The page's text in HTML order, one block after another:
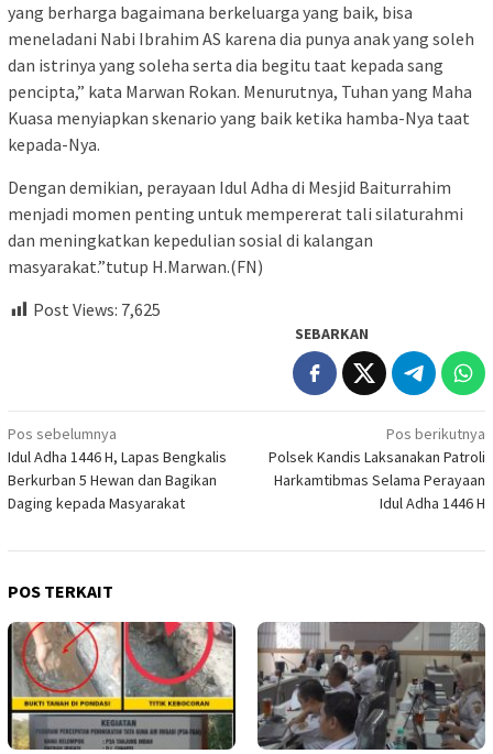
yang berharga bagaimana berkeluarga yang baik, bisa
meneladani Nabi Ibrahim AS karena dia punya anak yang soleh
dan istrinya yang soleha serta dia begitu taat kepada sang
pencipta,” kata Marwan Rokan. Menurutnya, Tuhan yang Maha
Kuasa menyiapkan skenario yang baik ketika hamba-Nya taat
kepada-Nya.
Dengan demikian, perayaan Idul Adha di Mesjid Baiturrahim
menjadi momen penting untuk mempererat tali silaturahmi
dan meningkatkan kepedulian sosial di kalangan
masyarakat.”tutup H.Marwan.(FN)
Post Views: 7,625
SEBARKAN
Navigasi
pos
Pos sebelumnya
Idul Adha 1446 H, Lapas Bengkalis
Berkurban 5 Hewan dan Bagikan
Daging kepada Masyarakat
Pos berikutnya
Polsek Kandis Laksanakan Patroli
Harkamtibmas Selama Perayaan
Idul Adha 1446 H
POS TERKAIT